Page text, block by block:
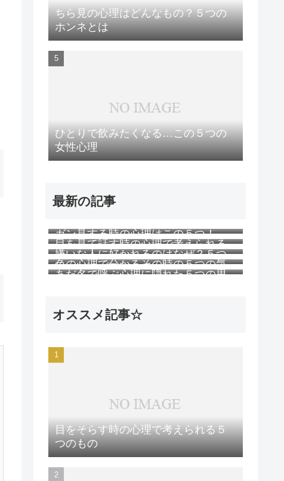
ちら見の心理はどんなもの？５つの
ホンネとは
ひとりで飲みたくなる…この５つの
女性心理
最新の記事
ガン見する時の心理はこの５つ！
目を見て話す時の心理で考えられる
５つのこと
嫌いな人に好かれるのはなぜ？５つ
の理由
色の心理で分かるその時の５つの気
持ち
あだ名で呼ぶ心理に隠れた５つの思
オススメ記事☆
目をそらす時の心理で考えられる５
つのもの